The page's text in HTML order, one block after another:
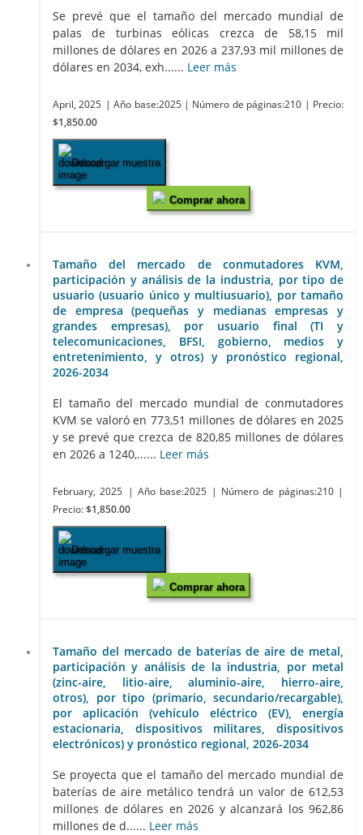
Se prevé que el tamaño del mercado mundial de
palas de turbinas eólicas crezca de 58,15 mil
millones de dólares en 2026 a 237,93 mil millones de
dólares en 2034, exh...... Leer más
April, 2025 | Año base:2025 | Número de páginas:210 | Precio:
$1,850.00
Descargar muestra
Comprar ahora
Tamaño del mercado de conmutadores KVM,
participación y análisis de la industria, por tipo de
usuario (usuario único y multiusuario), por tamaño
de empresa (pequeñas y medianas empresas y
grandes empresas), por usuario final (TI y
telecomunicaciones, BFSI, gobierno, medios y
entretenimiento, y otros) y pronóstico regional,
2026-2034
El tamaño del mercado mundial de conmutadores
KVM se valoró en 773,51 millones de dólares en 2025
y se prevé que crezca de 820,85 millones de dólares
en 2026 a 1240,...... Leer más
February, 2025 | Año base:2025 | Número de páginas:210 |
Precio: $1,850.00
Descargar muestra
Comprar ahora
Tamaño del mercado de baterías de aire de metal,
participación y análisis de la industria, por metal
(zinc-aire, litio-aire, aluminio-aire, hierro-aire,
otros), por tipo (primario, secundario/recargable),
por aplicación (vehículo eléctrico (EV), energía
estacionaria, dispositivos militares, dispositivos
electrónicos) y pronóstico regional, 2026-2034
Se proyecta que el tamaño del mercado mundial de
baterías de aire metálico tendrá un valor de 612,53
millones de dólares en 2026 y alcanzará los 962,86
millones de d...... Leer más